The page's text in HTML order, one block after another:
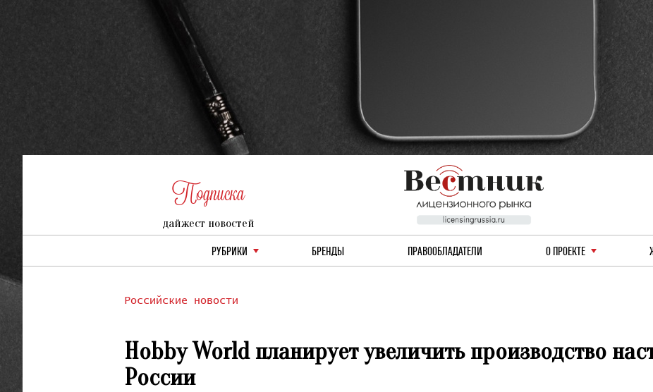
Подписка
дайжест новостей
РУБРИКИ БРЕНДЫ ПРАВООБЛАДАТЕЛИ О ПРОЕКТЕ
Российские новости
Hobby World планирует увеличить производство
России